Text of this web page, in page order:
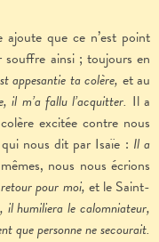
ajoute que ce n’est point
ainsi ; toujours en
appesantie ta colère, et au
il m’a fallu l’acquitter. Il a
excitée contre nous
nous dit par Isaïe : Il a
nous nous écrions
pour moi, et le Saint-
il humiliera le calomniateur,
que personne ne secourait.